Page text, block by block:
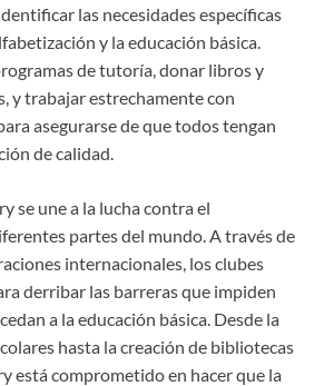
las necesidades específicas
y la educación básica.
de tutoría, donar libros y
y trabajar estrechamente con
asegurarse de que todos tengan
de calidad.
se une a la lucha contra el
partes del mundo. A través de
internacionales, los clubes
derribar las barreras que impiden
a la educación básica. Desde la
hasta la creación de bibliotecas
está comprometido en hacer que la